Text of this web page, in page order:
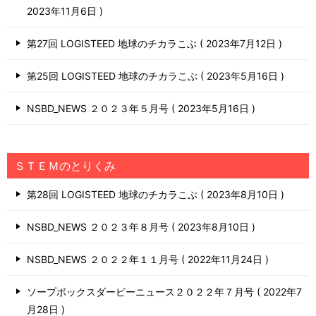
2023年11月6日
第27回 LOGISTEED 地球のチカラこぶ 2023年7月12日
第25回 LOGISTEED 地球のチカラこぶ 2023年5月16日
NSBD_NEWS ２０２３年５月号 2023年5月16日
ＳＴＥＭのとりくみ
第28回 LOGISTEED 地球のチカラこぶ 2023年8月10日
NSBD_NEWS ２０２３年８月号 2023年8月10日
NSBD_NEWS ２０２２年１１月号 2022年11月24日
ソープボックスダービーニュース２０２２年７月号
2022年7
月28日